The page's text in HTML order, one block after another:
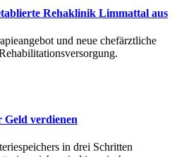
Rehaklinik Limmattal aus
und neue chefärztliche
Geld verdienen
in drei Schritten